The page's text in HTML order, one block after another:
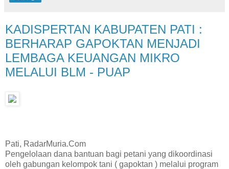
KADISPERTAN KABUPATEN PATI :
BERHARAP GAPOKTAN MENJADI
LEMBAGA KEUANGAN MIKRO
MELALUI BLM - PUAP
Pati, RadarMuria.Com
Pengelolaan dana bantuan bagi petani yang dikoordinasi
oleh gabungan kelompok tani ( gapoktan ) melalui program